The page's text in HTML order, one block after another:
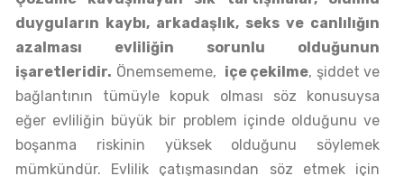
duyguların kaybı, arkadaşlık, seks ve canlılığın
azalması evliliğin sorunlu olduğunun
işaretleridir. Önemsememe, içe çekilme, şiddet ve
bağlantının tümüyle kopuk olması söz konusuysa
eğer evliliğin büyük bir problem içinde olduğunu ve
boşanma riskinin yüksek olduğunu söylemek
mümkündür. Evlilik çatışmasından söz etmek için